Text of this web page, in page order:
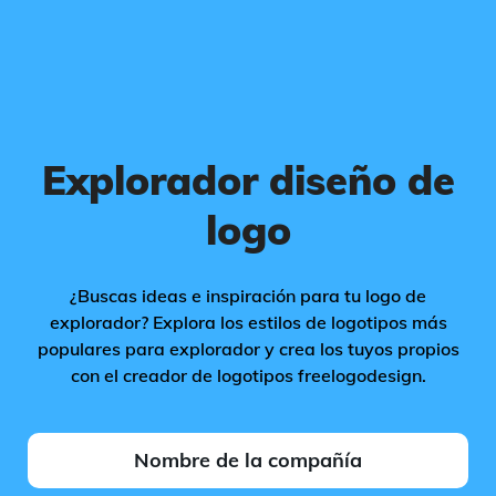
Explorador diseño de
logo
¿Buscas ideas e inspiración para tu logo de
explorador? Explora los estilos de logotipos más
populares para explorador y crea los tuyos propios
con el creador de logotipos freelogodesign.